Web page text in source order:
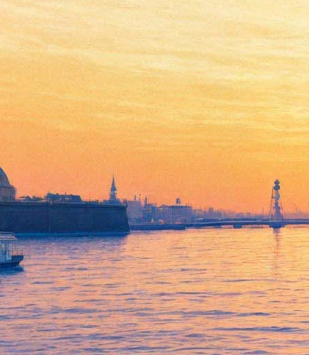
Античная поэтика
19.30
Версия для печати
Лекцию читает филолог, преподаватель СПбГУ Михаил
Позднев.
Опубликовано 18 ноября 2011, 04:20
Другие события